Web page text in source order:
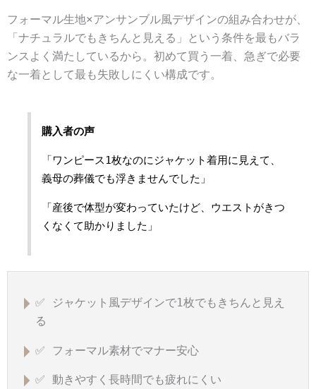
フォーマル生地×アンサンブル風デザインの組み合わせが、
「ナチュラルでもきちんと見える」という条件を最もバラ
ンスよく満たしているから。初めて買う一着、急ぎで必要
な一着として最も失敗しにくい構成です。
購入者の声
「ワンピース1枚なのにジャケット着用に見えて、
義母の葬儀でも浮きませんでした」
「産後で体型が変わっていたけど、ウエストがきつ
くなくて助かりました」
✅ ジャケット風デザインで1枚でもきちんと見え
る
✅ フォーマル素材でマナー安心
✅ 動きやすく長時間でも疲れにくい